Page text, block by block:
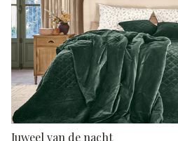
Juweel van de nacht